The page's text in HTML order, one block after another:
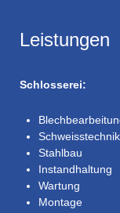
Leistungen
Schlosserei:
Schweisstechnik
Stahlbau
Instandhaltung
Wartung
Montage